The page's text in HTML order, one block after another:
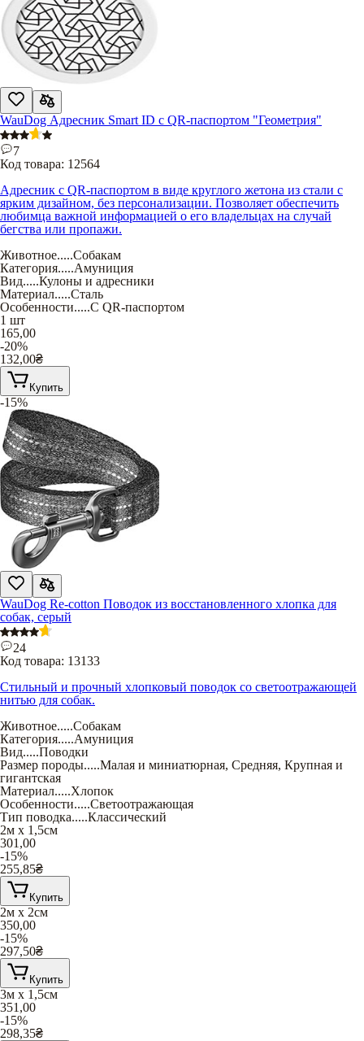
WauDog Адресник Smart ID с QR-паспортом "Геометрия"
7
Код товара: 12564
Адресник с QR-паспортом в виде круглого жетона из стали с
ярким дизайном, без персонализации. Позволяет обеспечить
любимца важной информацией о его владельцах на случай
бегства или пропажи.
Животное.....Собакам
Категория.....Амуниция
Вид.....Кулоны и адресники
Материал.....Сталь
Особенности.....С QR-паспортом
1 шт
165,00
-20%
132,00₴
Купить
-15%
WauDog Re-cotton Поводок из восстановленного хлопка для
собак, серый
24
Код товара: 13133
Стильный и прочный хлопковый поводок со светоотражающей
нитью для собак.
Животное.....Собакам
Категория.....Амуниция
Вид.....Поводки
Размер породы.....Малая и миниатюрная, Средняя, Крупная и
гигантская
Материал.....Хлопок
Особенности.....Светоотражающая
Тип поводка.....Классический
2м х 1,5см
301,00
-15%
255,85₴
Купить
2м х 2см
350,00
-15%
297,50₴
Купить
3м х 1,5см
351,00
-15%
298,35₴